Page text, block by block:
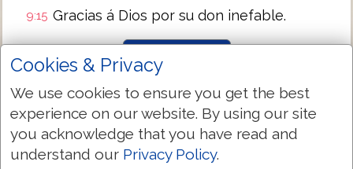
9:15 Gracias á Dios por su don inefable.
Cookies & Privacy
We use cookies to ensure you get the best
experience on our website. By using our site
you acknowledge that you have read and
understand our Privacy Policy.